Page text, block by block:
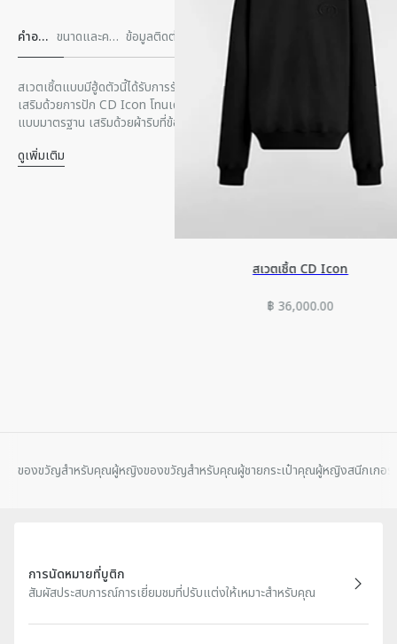
คําอธิบ
าย
ขนาดและควา
มพอดี
ข้อมูลติดต่อและความพร้อมให้บริกา
รภายในร้านค้า
การจัดส่งและกา
สเวตเชิ้ตแบบมีฮู้ดตัวนี้ได้รับการรังสรรค์ขึ้นจากผ้าฝ้ายฟลีซสีดำ นุ่มสบาย
เสริมด้วยการปัก CD Icon โทนเดียวกันตรงหน้าอก มาพร้อมกับทรงพอดีตัว
แบบมาตรฐาน เสริมด้วยผ้าริบที่ข้อมือและชายเสื้อ และสามารถสวมคู่กับชุด
ลายปัก CD Icon โทนสีเดียวกันตรงหน้าอก
ฮู้ดแบบมีเชือกรูดและปลายโลหะสลักลาย Dior
ดูเพิ่มเติม
สเวตเชิ้ต CD Icon
฿ 36,000.00
ของขวัญสําหรับคุณผู้หญิงของขวัญสําหรับคุณผู้ชายกระเป๋าคุณผู้หญิงสนีกเกอ
การนัดหมายที่บูติก
สัมผัสประสบการณ์การเยี่ยมชมที่ปรับแต่งให้เหมาะสำหรับคุณ